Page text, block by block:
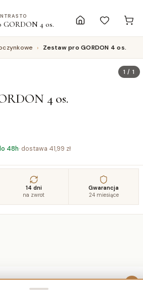
GORDON 4 os.
› Zestaw pro GORDON 4 os.
1 /1
4 os.
48h· dostawa 41,99 zł
14 dni
na zwrot
Gwarancja
24 miesiące